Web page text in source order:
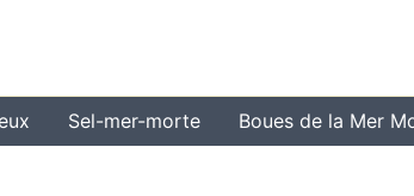
Sel-mer-morte Boues de la Mer